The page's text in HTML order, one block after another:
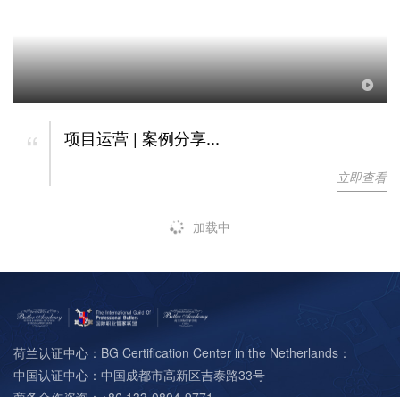
“ 项目运营 | 案例分享...
立即查看
加载中
荷兰认证中心：BG Certification Center in the Netherlands：
中国认证中心：中国成都市高新区吉泰路33号